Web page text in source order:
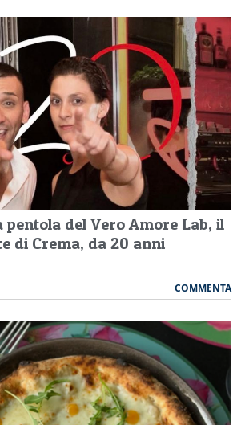
pentola del Vero Amore Lab, il
di Crema, da 20 anni
COMMENTA